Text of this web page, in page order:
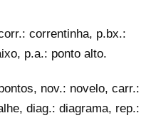
correntinha, p.bx.:
p.a.: ponto alto.
nov.: novelo, carr.:
diag.: diagrama, rep.: